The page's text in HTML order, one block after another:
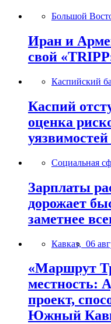
Большой
Иран и
свой
Каспийский
Каспий
оценка
Социальная
Зарплаты
дорожает
заметнее
Кавказ, 06
«Маршрут
местность:
проект,
Южный